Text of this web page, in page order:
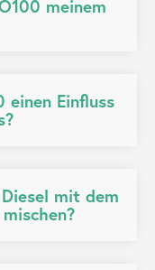
meinem
einen Einfluss
mit dem